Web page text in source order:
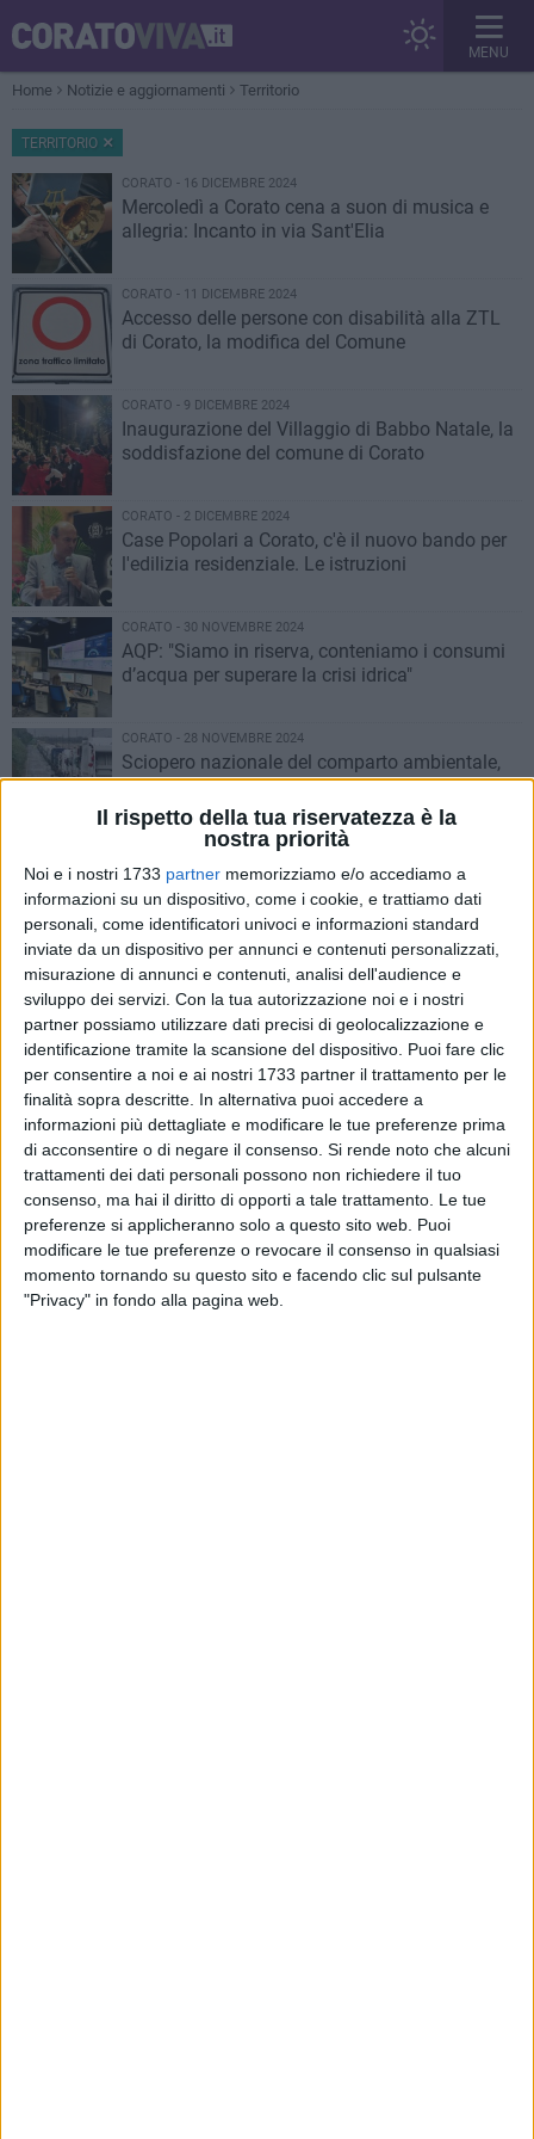
Il rispetto della tua riservatezza è la
nostra priorità
Noi e i nostri 1733 partner memorizziamo e/o accediamo a
informazioni su un dispositivo, come i cookie, e trattiamo dati
personali, come identificatori univoci e informazioni standard
inviate da un dispositivo per annunci e contenuti personalizzati,
misurazione di annunci e contenuti, analisi dell'audience e
sviluppo dei servizi. Con la tua autorizzazione noi e i nostri
partner possiamo utilizzare dati precisi di geolocalizzazione e
identificazione tramite la scansione del dispositivo. Puoi fare clic
per consentire a noi e ai nostri 1733 partner il trattamento per le
finalità sopra descritte. In alternativa puoi accedere a
informazioni più dettagliate e modificare le tue preferenze prima
di acconsentire o di negare il consenso. Si rende noto che alcuni
trattamenti dei dati personali possono non richiedere il tuo
consenso, ma hai il diritto di opporti a tale trattamento. Le tue
preferenze si applicheranno solo a questo sito web. Puoi
modificare le tue preferenze o revocare il consenso in qualsiasi
momento tornando su questo sito e facendo clic sul pulsante
"Privacy" in fondo alla pagina web.
MENU
Home Notizie e aggiornamenti Territorio
TERRITORIO
CORATO - 16 DICEMBRE 2024
Mercoledì a Corato cena a suon di musica e
allegria: Incanto in via Sant'Elia
CORATO - 11 DICEMBRE 2024
Accesso delle persone con disabilità alla ZTL
di Corato, la modifica del Comune
CORATO - 9 DICEMBRE 2024
Inaugurazione del Villaggio di Babbo Natale, la
soddisfazione del comune di Corato
CORATO - 2 DICEMBRE 2024
Case Popolari a Corato, c'è il nuovo bando per
l'edilizia residenziale. Le istruzioni
CORATO - 30 NOVEMBRE 2024
AQP: "Siamo in riserva, conteniamo i consumi
d’acqua per superare la crisi idrica"
CORATO - 28 NOVEMBRE 2024
Sciopero nazionale del comparto ambientale,
Sanb si ferma domani: le indicazioni per
Corato
CORATO - 28 NOVEMBRE 2024
A Corato si parla del mandorlo: appuntamento
domani a Torre di Neglie
CORATO - 20 NOVEMBRE 2024
Segnaletica verticale abbattuta sulla SP234,
alla svolta per Corato - San Magno
CORATO - 28 OTTOBRE 2024
MurGEopark celebra il riconoscimento come
Geoparco Mondiale Unesco
CORATO - 21 OTTOBRE 2024
Siccità, AQP annuncia riduzioni di pressione su
tutta la rete per affrontare la crisi idrica
CORATO - 30 SETTEMBRE 2024
Legambiente Corato, "Puliamo il Mondo" e